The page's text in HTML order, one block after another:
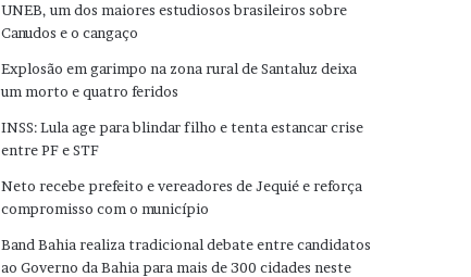
UNEB, um dos maiores estudiosos brasileiros sobre
Canudos e o cangaço
Explosão em garimpo na zona rural de Santaluz deixa
um morto e quatro feridos
INSS: Lula age para blindar filho e tenta estancar crise
entre PF e STF
Neto recebe prefeito e vereadores de Jequié e reforça
compromisso com o município
Band Bahia realiza tradicional debate entre candidatos
ao Governo da Bahia para mais de 300 cidades neste